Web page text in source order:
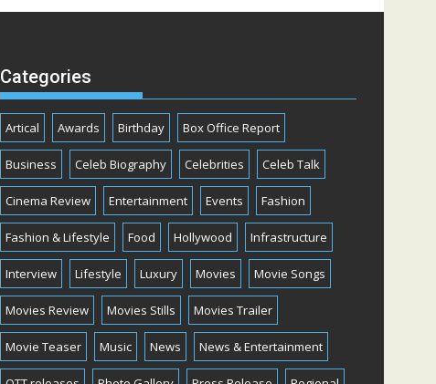
Categories
Artical Awards Birthday Box Office Report
Business Celeb Biography Celebrities Celeb Talk
Cinema Review Entertainment Events Fashion
Fashion & Lifestyle Food Hollywood Infrastructure
Interview Lifestyle Luxury Movies Movie Songs
Movies Review Movies Stills Movies Trailer
Movie Teaser Music News News & Entertainment